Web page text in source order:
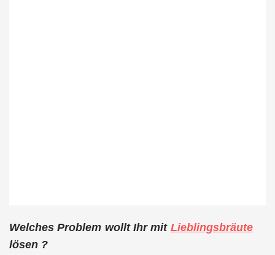
Welches Problem wollt Ihr mit Lieblingsbräute
lösen ?